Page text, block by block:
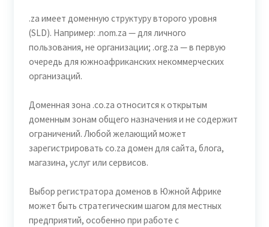
.za имеет доменную структуру второго уровня
(SLD). Например: .nom.za — для личного
пользования, не организации; .org.za — в первую
очередь для южноафриканских некоммерческих
организаций.
Доменная зона .co.za относится к открытым
доменным зонам общего назначения и не содержит
ограничений. Любой желающий может
зарегистрировать co.za домен для сайта, блога,
магазина, услуг или сервисов.
Выбор регистратора доменов в Южной Африке
может быть стратегическим шагом для местных
предприятий, особенно при работе с